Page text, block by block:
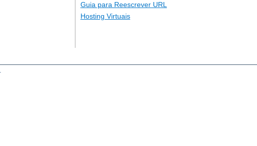
Guia para Reescrever URL
Hosting Virtuais